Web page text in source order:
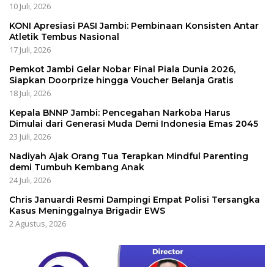
10 Juli, 2026
KONI Apresiasi PASI Jambi: Pembinaan Konsisten Antar
Atletik Tembus Nasional
17 Juli, 2026
Pemkot Jambi Gelar Nobar Final Piala Dunia 2026,
Siapkan Doorprize hingga Voucher Belanja Gratis
18 Juli, 2026
Kepala BNNP Jambi: Pencegahan Narkoba Harus
Dimulai dari Generasi Muda Demi Indonesia Emas 2045
23 Juli, 2026
Nadiyah Ajak Orang Tua Terapkan Mindful Parenting
demi Tumbuh Kembang Anak
24 Juli, 2026
Chris Januardi Resmi Dampingi Empat Polisi Tersangka
Kasus Meninggalnya Brigadir EWS
2 Agustus, 2026